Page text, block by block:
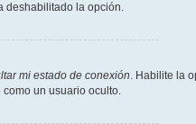
deshabilitado la opción.
mi estado de conexión . Habilite la
un usuario oculto.